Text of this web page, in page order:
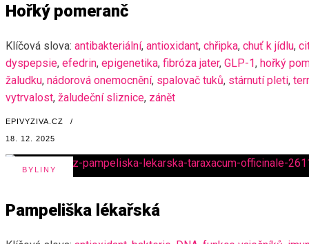
Hořký pomeranč
Klíčová slova: antibakteriální, antioxidant, chřipka, chuť k jídlu,
dyspepsie, efedrin, epigenetika, fibróza jater, GLP-1, hořký
žaludku, nádorová onemocnění, spalovač tuků, stárnutí pleti,
vytrvalost, žaludeční sliznice, zánět
EPIVYZIVA.CZ /
18. 12. 2025
BYLINY
Pampeliška lékařská